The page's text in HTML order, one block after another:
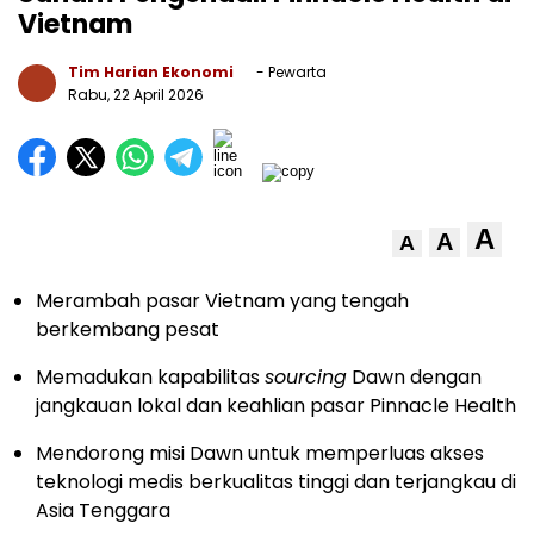
Vietnam
Tim Harian Ekonomi
- Pewarta
Rabu, 22 April 2026
A A A
Merambah pasar Vietnam yang tengah
berkembang pesat
Memadukan kapabilitassourcing Dawn dengan
jangkauan lokal dan keahlian pasar Pinnacle Health
Mendorong misi Dawn untuk memperluas akses
teknologi medis berkualitas tinggi dan terjangkau di
Asia Tenggara